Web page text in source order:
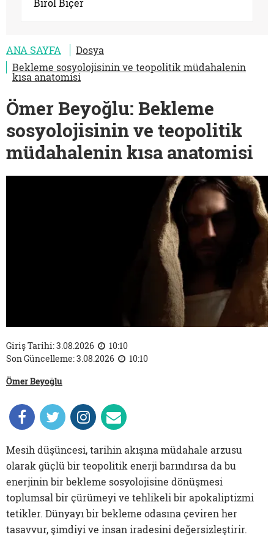
ANA SAYFA
Dosya
Bekleme sosyolojisinin ve teopolitik müdahalenin
kısa anatomisi
Ömer Beyoğlu: Bekleme
sosyolojisinin ve teopolitik
müdahalenin kısa anatomisi
Giriş Tarihi: 3.08.2026
10:10
Son Güncelleme: 3.08.2026
10:10
Ömer Beyoğlu
Mesih düşüncesi, tarihin akışına müdahale arzusu
olarak güçlü bir teopolitik enerji barındırsa da bu
enerjinin bir bekleme sosyolojisine dönüşmesi
toplumsal bir çürümeyi ve tehlikeli bir apokaliptizmi
tetikler. Dünyayı bir bekleme odasına çeviren her
tasavvur, şimdiyi ve insan iradesini değersizleştirir.